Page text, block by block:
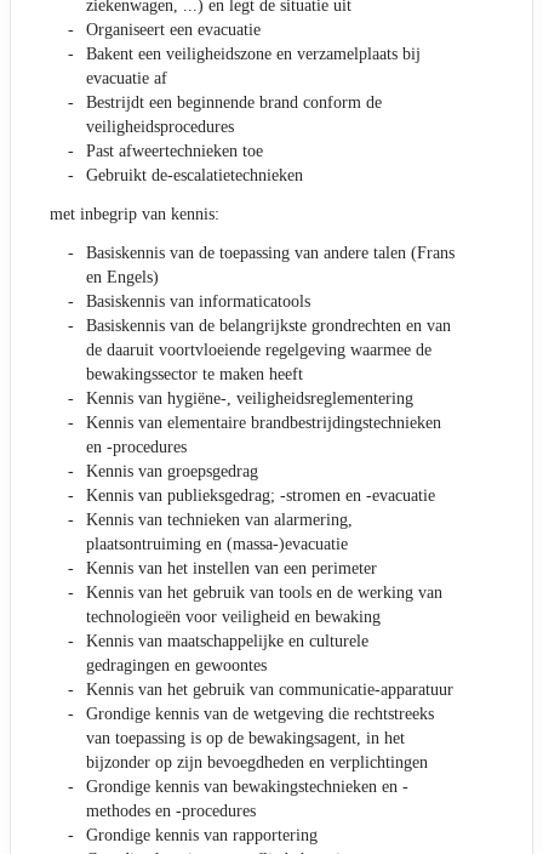
ziekenwagen, ...) en legt de situatie uit
Organiseert een evacuatie
Bakent een veiligheidszone en verzamelplaats bij
evacuatie af
Bestrijdt een beginnende brand conform de
veiligheidsprocedures
Past afweertechnieken toe
Gebruikt de-escalatietechnieken
met inbegrip van kennis:
Basiskennis van de toepassing van andere talen (Frans
en Engels)
Basiskennis van informaticatools
Basiskennis van de belangrijkste grondrechten en van
de daaruit voortvloeiende regelgeving waarmee de
bewakingssector te maken heeft
Kennis van hygiëne-, veiligheidsreglementering
Kennis van elementaire brandbestrijdingstechnieken
en -procedures
Kennis van groepsgedrag
Kennis van publieksgedrag; -stromen en -evacuatie
Kennis van technieken van alarmering,
plaatsontruiming en (massa-)evacuatie
Kennis van het instellen van een perimeter
Kennis van het gebruik van tools en de werking van
technologieën voor veiligheid en bewaking
Kennis van maatschappelijke en culturele
gedragingen en gewoontes
Kennis van het gebruik van communicatie-apparatuur
Grondige kennis van de wetgeving die rechtstreeks
van toepassing is op de bewakingsagent, in het
bijzonder op zijn bevoegdheden en verplichtingen
Grondige kennis van bewakingstechnieken en -
methodes en -procedures
Grondige kennis van rapportering